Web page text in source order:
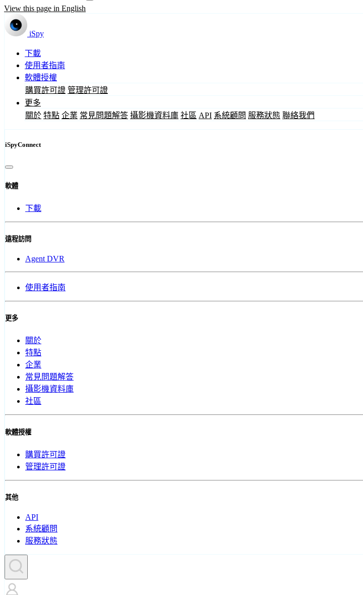
View this page in English
iSpy
下載
使用者指南
軟體授權
購買許可證 管理許可證
更多
關於 特點 企業 常見問題解答 攝影機資料庫 社區 API 系統顧問 服務狀態 聯絡我們
iSpyConnect
軟體
下載
遠程訪問
Agent DVR
使用者指南
更多
關於
特點
企業
常見問題解答
攝影機資料庫
社區
軟體授權
購買許可證
管理許可證
其他
API
系統顧問
服務狀態